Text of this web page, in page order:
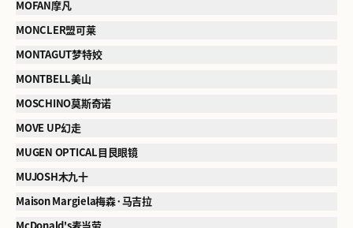
MOFAN摩凡
MONCLER盟可莱
MONTAGUT梦特姣
MONTBELL美山
MOSCHINO莫斯奇诺
MOVE UP幻走
MUGEN OPTICAL目艮眼镜
MUJOSH木九十
Maison Margiela梅森·马吉拉